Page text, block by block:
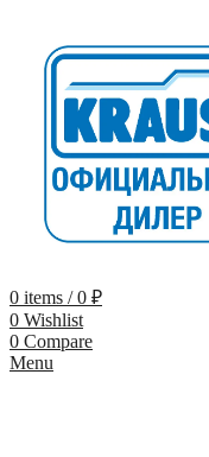
0 items / 0 ₽
0 Wishlist
0 Compare
Menu